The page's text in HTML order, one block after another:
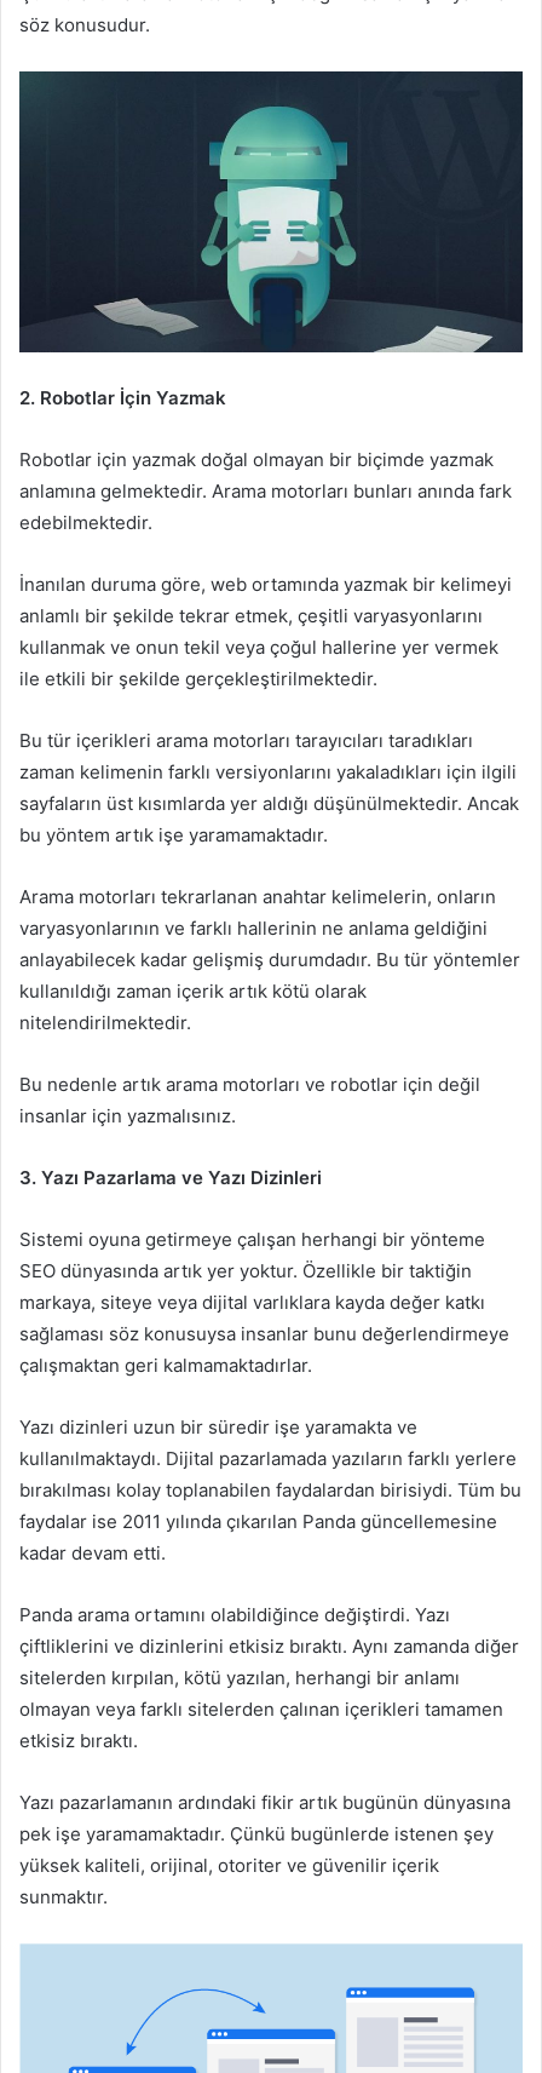
söz konusudur.
2. Robotlar İçin Yazmak
Robotlar için yazmak doğal olmayan bir biçimde yazmak
anlamına gelmektedir. Arama motorları bunları anında fark
edebilmektedir.
İnanılan duruma göre, web ortamında yazmak bir kelimeyi
anlamlı bir şekilde tekrar etmek, çeşitli varyasyonlarını
kullanmak ve onun tekil veya çoğul hallerine yer vermek
ile etkili bir şekilde gerçekleştirilmektedir.
Bu tür içerikleri arama motorları tarayıcıları taradıkları
zaman kelimenin farklı versiyonlarını yakaladıkları için ilgili
sayfaların üst kısımlarda yer aldığı düşünülmektedir. Ancak
bu yöntem artık işe yaramamaktadır.
Arama motorları tekrarlanan anahtar kelimelerin, onların
varyasyonlarının ve farklı hallerinin ne anlama geldiğini
anlayabilecek kadar gelişmiş durumdadır. Bu tür yöntemler
kullanıldığı zaman içerik artık kötü olarak
nitelendirilmektedir.
Bu nedenle artık arama motorları ve robotlar için değil
insanlar için yazmalısınız.
3. Yazı Pazarlama ve Yazı Dizinleri
Sistemi oyuna getirmeye çalışan herhangi bir yönteme
SEO dünyasında artık yer yoktur. Özellikle bir taktiğin
markaya, siteye veya dijital varlıklara kayda değer katkı
sağlaması söz konusuysa insanlar bunu değerlendirmeye
çalışmaktan geri kalmamaktadırlar.
Yazı dizinleri uzun bir süredir işe yaramakta ve
kullanılmaktaydı. Dijital pazarlamada yazıların farklı yerlere
bırakılması kolay toplanabilen faydalardan birisiydi. Tüm bu
faydalar ise 2011 yılında çıkarılan Panda güncellemesine
kadar devam etti.
Panda arama ortamını olabildiğince değiştirdi. Yazı
çiftliklerini ve dizinlerini etkisiz bıraktı. Aynı zamanda diğer
sitelerden kırpılan, kötü yazılan, herhangi bir anlamı
olmayan veya farklı sitelerden çalınan içerikleri tamamen
etkisiz bıraktı.
Yazı pazarlamanın ardındaki fikir artık bugünün dünyasına
pek işe yaramamaktadır. Çünkü bugünlerde istenen şey
yüksek kaliteli, orijinal, otoriter ve güvenilir içerik
sunmaktır.